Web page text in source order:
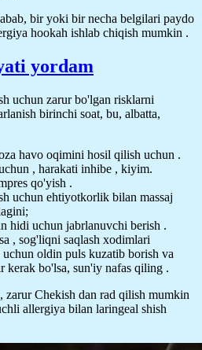
bir yoki bir necha belgilari paydo
hookah ishlab chiqish mumkin .
yordam
uchun zarur bo'lgan risklarni
birinchi soat, bu, albatta,
havo oqimini hosil qilish uchun .
, harakati inhibe , kiyim.
qo'yish .
uchun ehtiyotkorlik bilan massaj
hidi uchun jabrlanuvchi berish .
, sog'liqni saqlash xodimlari
oldin puls kuzatib borish va
kerak bo'lsa, sun'iy nafas qiling .
zarur Chekish dan rad qilish mumkin
allergiya bilan laringeal shish